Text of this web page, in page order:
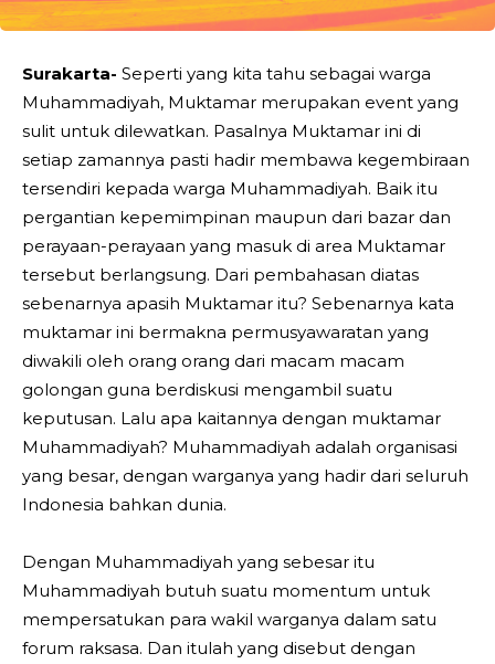
Surakarta- Seperti yang kita tahu sebagai warga
Muhammadiyah, Muktamar merupakan event yang
sulit untuk dilewatkan. Pasalnya Muktamar ini di
setiap zamannya pasti hadir membawa kegembiraan
tersendiri kepada warga Muhammadiyah. Baik itu
pergantian kepemimpinan maupun dari bazar dan
perayaan-perayaan yang masuk di area Muktamar
tersebut berlangsung. Dari pembahasan diatas
sebenarnya apasih Muktamar itu? Sebenarnya kata
muktamar ini bermakna permusyawaratan yang
diwakili oleh orang orang dari macam macam
golongan guna berdiskusi mengambil suatu
keputusan. Lalu apa kaitannya dengan muktamar
Muhammadiyah? Muhammadiyah adalah organisasi
yang besar, dengan warganya yang hadir dari seluruh
Indonesia bahkan dunia.
Dengan Muhammadiyah yang sebesar itu
Muhammadiyah butuh suatu momentum untuk
mempersatukan para wakil warganya dalam satu
forum raksasa. Dan itulah yang disebut dengan